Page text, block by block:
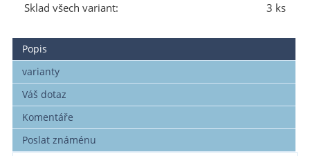
Sklad všech variant:
3 ks
Popis
varianty
Váš dotaz
Komentáře
Poslat známénu